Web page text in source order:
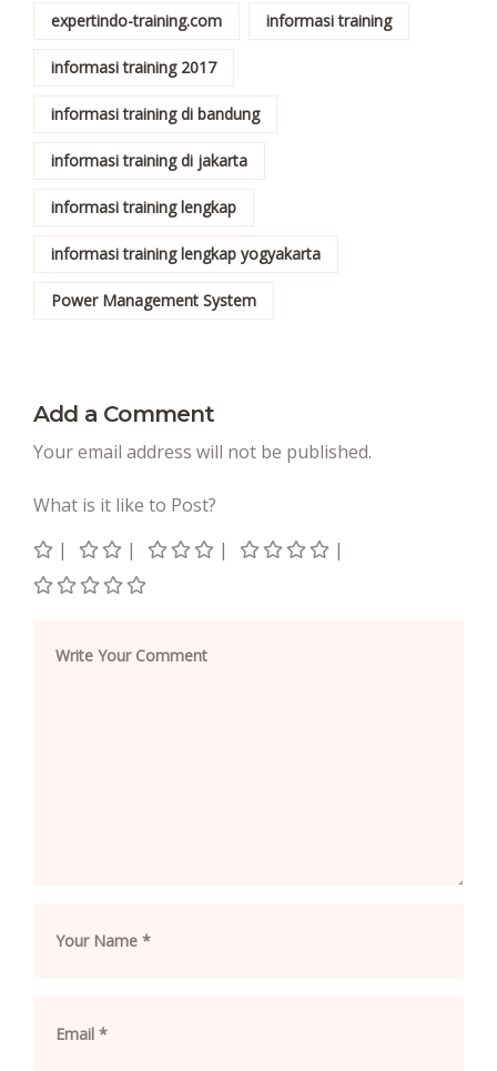
expertindo-training.com informasi training
informasi training 2017
informasi training di bandung
informasi training di jakarta
informasi training lengkap
informasi training lengkap yogyakarta
Power Management System
Add a Comment
Your email address will not be published.
What is it like to Post?